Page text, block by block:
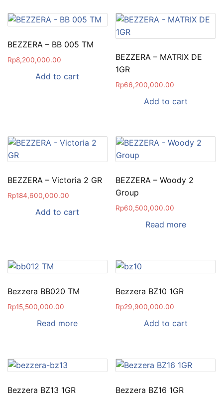
BEZZERA – BB 005 TM
Rp8,200,000.00
Add to cart
BEZZERA – MATRIX DE
1GR
Rp66,200,000.00
Add to cart
BEZZERA – Victoria 2 GR
Rp184,600,000.00
Add to cart
BEZZERA – Woody 2
Group
Rp60,500,000.00
Read more
Bezzera BB020 TM
Rp15,500,000.00
Read more
Bezzera BZ10 1GR
Rp29,900,000.00
Add to cart
Bezzera BZ13 1GR Bezzera BZ16 1GR